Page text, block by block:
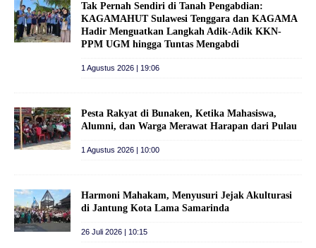
Tak Pernah Sendiri di Tanah Pengabdian:
KAGAMAHUT Sulawesi Tenggara dan KAGAMA
Hadir Menguatkan Langkah Adik-Adik KKN-
PPM UGM hingga Tuntas Mengabdi
1 Agustus 2026 | 19:06
Pesta Rakyat di Bunaken, Ketika Mahasiswa,
Alumni, dan Warga Merawat Harapan dari Pulau
1 Agustus 2026 | 10:00
Harmoni Mahakam, Menyusuri Jejak Akulturasi
di Jantung Kota Lama Samarinda
26 Juli 2026 | 10:15